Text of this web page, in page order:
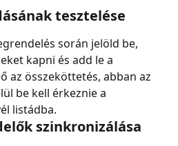
tesztelése
során jelöld be,
kapni és add le a
az összeköttetés, abban az
be kell érkeznie a
listádba.
szinkronizálása